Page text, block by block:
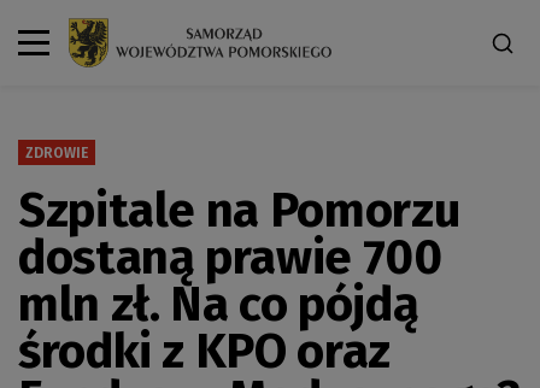
ZDROWIE
Szpitale na Pomorzu
dostaną prawie 700
mln zł. Na co pójdą
środki z KPO oraz